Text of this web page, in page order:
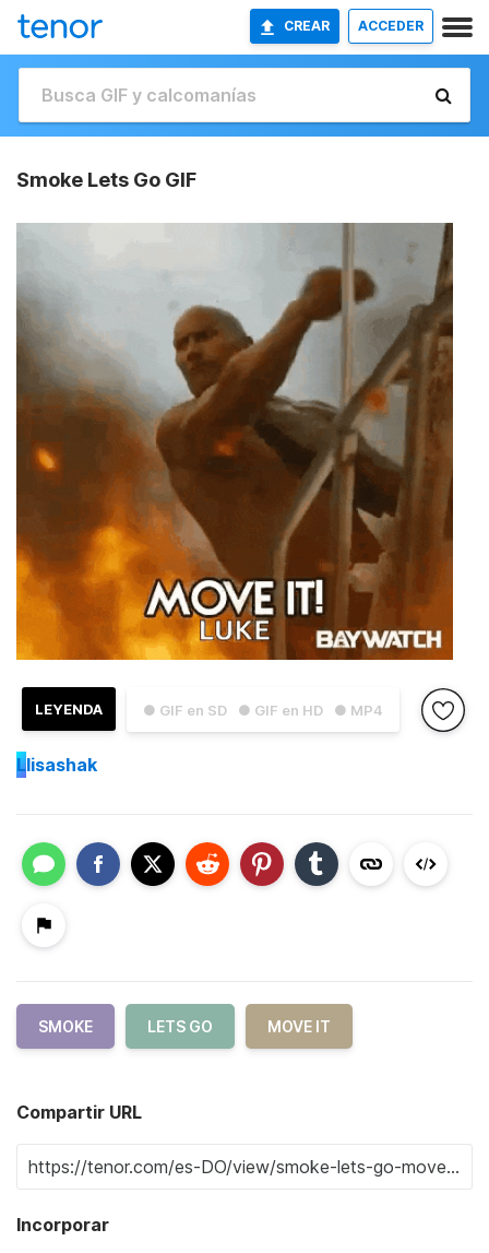
CREAR ACCEDER
Smoke Lets Go GIF
● GIF en SD ● GIF en HD ● MP4
LEYENDA
Llisashak
SMOKE LETS GO MOVE IT
Compartir URL
Incorporar